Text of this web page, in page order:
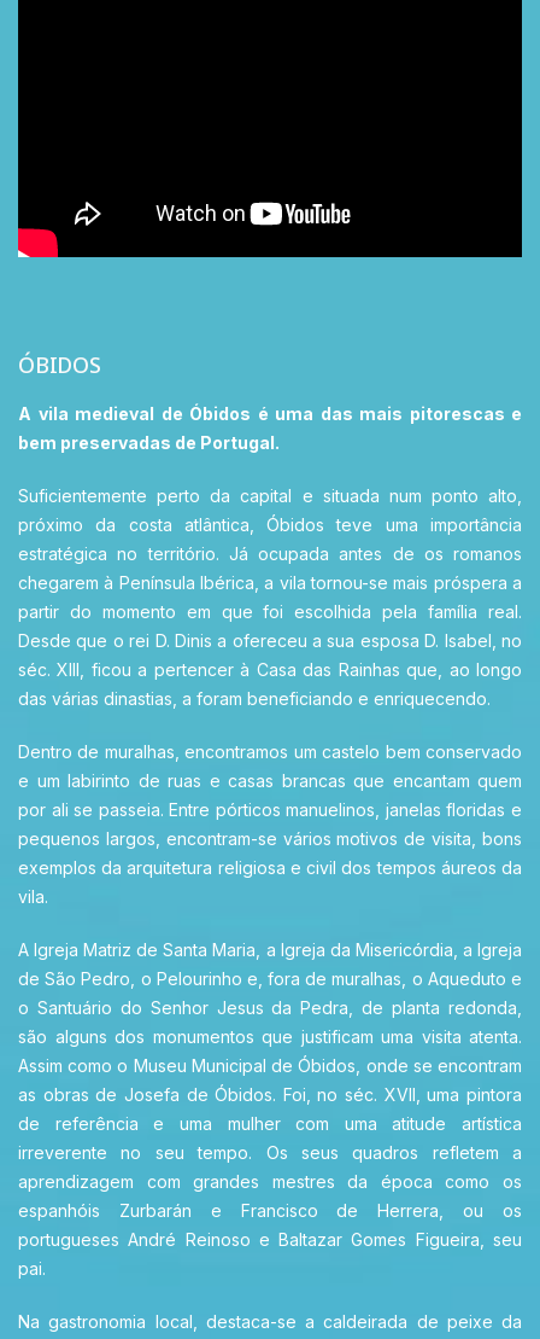
ÓBIDOS
A vila medieval de Óbidos é uma das mais pitorescas e
bem preservadas de Portugal.
Suficientemente perto da capital e situada num ponto alto,
próximo da costa atlântica, Óbidos teve uma importância
estratégica no território. Já ocupada antes de os romanos
chegarem à Península Ibérica, a vila tornou-se mais próspera a
partir do momento em que foi escolhida pela família real.
Desde que o rei D. Dinis a ofereceu a sua esposa D. Isabel, no
séc. XIII, ficou a pertencer à Casa das Rainhas que, ao longo
das várias dinastias, a foram beneficiando e enriquecendo.
Dentro de muralhas, encontramos um castelo bem conservado
e um labirinto de ruas e casas brancas que encantam quem
por ali se passeia. Entre pórticos manuelinos, janelas floridas e
pequenos largos, encontram-se vários motivos de visita, bons
exemplos da arquitetura religiosa e civil dos tempos áureos da
vila.
A Igreja Matriz de Santa Maria, a Igreja da Misericórdia, a Igreja
de São Pedro, o Pelourinho e, fora de muralhas, o Aqueduto e
o Santuário do Senhor Jesus da Pedra, de planta redonda,
são alguns dos monumentos que justificam uma visita atenta.
Assim como o Museu Municipal de Óbidos, onde se encontram
as obras de Josefa de Óbidos. Foi, no séc. XVII, uma pintora
de referência e uma mulher com uma atitude artística
irreverente no seu tempo. Os seus quadros refletem a
aprendizagem com grandes mestres da época como os
espanhóis Zurbarán e Francisco de Herrera, ou os
portugueses André Reinoso e Baltazar Gomes Figueira, seu
pai.
Na gastronomia local, destaca-se a caldeirada de peixe da